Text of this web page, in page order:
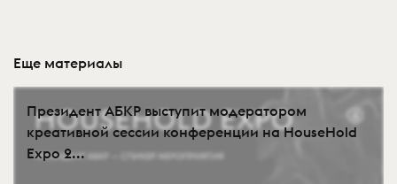
Еще материалы
Президент АБКР выступит модератором
креативной сессии конференции на HouseHold
Expo 2...